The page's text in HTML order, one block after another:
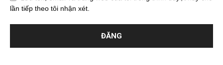
lần tiếp theo tôi nhận xét.